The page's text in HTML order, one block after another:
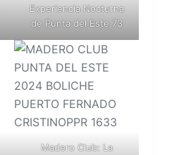
Experiencia Nocturna
de Punta del Este 73
Madero Club: La